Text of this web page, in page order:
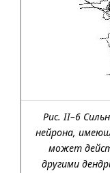
Рис. II–6
нейрона,
может
другими